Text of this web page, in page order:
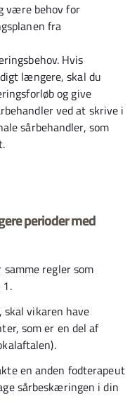
være behov for
fra
Hvis
længere, skal du
og give
ved at skrive i
sårbehandler, som
perioder med
regler som
vikaren have
som er en del af
en anden fodterapeut
sårbeskæringen i din